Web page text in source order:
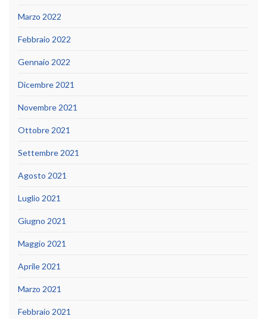
Marzo 2022
Febbraio 2022
Gennaio 2022
Dicembre 2021
Novembre 2021
Ottobre 2021
Settembre 2021
Agosto 2021
Luglio 2021
Giugno 2021
Maggio 2021
Aprile 2021
Marzo 2021
Febbraio 2021